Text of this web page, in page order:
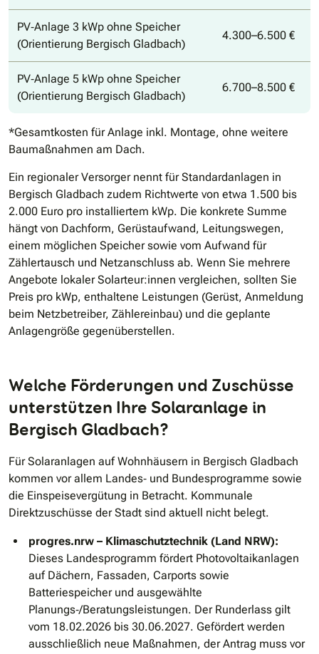
PV‐Anlage 3 kWp ohne Speicher
(Orientierung Bergisch Gladbach)
4.300–6.500 €
PV‐Anlage 5 kWp ohne Speicher
(Orientierung Bergisch Gladbach)
6.700–8.500 €
*Gesamtkosten für Anlage inkl. Montage, ohne weitere
Baumaßnahmen am Dach.
Ein regionaler Versorger nennt für Standardanlagen in
Bergisch Gladbach zudem Richtwerte von etwa 1.500 bis
2.000 Euro pro installiertem kWp. Die konkrete Summe
hängt von Dachform, Gerüstaufwand, Leitungswegen,
einem möglichen Speicher sowie vom Aufwand für
Zählertausch und Netzanschluss ab. Wenn Sie mehrere
Angebote lokaler Solarteur:innen vergleichen, sollten Sie
Preis pro kWp, enthaltene Leistungen (Gerüst, Anmeldung
beim Netzbetreiber, Zählereinbau) und die geplante
Anlagengröße gegenüberstellen.
Welche Förderungen und Zuschüsse
unterstützen Ihre Solaranlage in
Bergisch Gladbach?
Für Solaranlagen auf Wohnhäusern in Bergisch Gladbach
kommen vor allem Landes‐ und Bundesprogramme sowie
die Einspeisevergütung in Betracht. Kommunale
Direktzuschüsse der Stadt sind aktuell nicht belegt.
progres.nrw – Klimaschutztechnik (Land NRW):
Dieses Landesprogramm fördert Photovoltaikanlagen
auf Dächern, Fassaden, Carports sowie
Batteriespeicher und ausgewählte
Planungs‐/Beratungsleistungen. Der Runderlass gilt
vom 18.02.2026 bis 30.06.2027. Gefördert werden
ausschließlich neue Maßnahmen, der Antrag muss vor